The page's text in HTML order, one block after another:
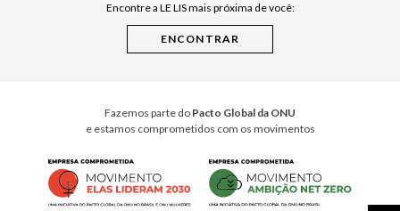
Cuidados CasaEncontre a LE LIS mais próxima de você:
Fazemos parte do Pacto Global da ONU
e estamos comprometidos com os movimentos